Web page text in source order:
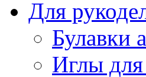
Для
Булавки
Иглы для